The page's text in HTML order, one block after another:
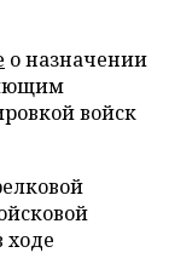
о назначении
войск
ходе